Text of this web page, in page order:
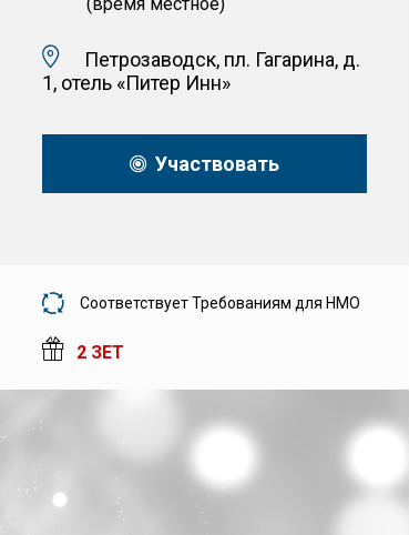
Петрозаводск, пл. Гагарина, д.
1, отель «Питер Инн»
Участвовать
Соответствует Требованиям для НМО
2 ЗЕТ